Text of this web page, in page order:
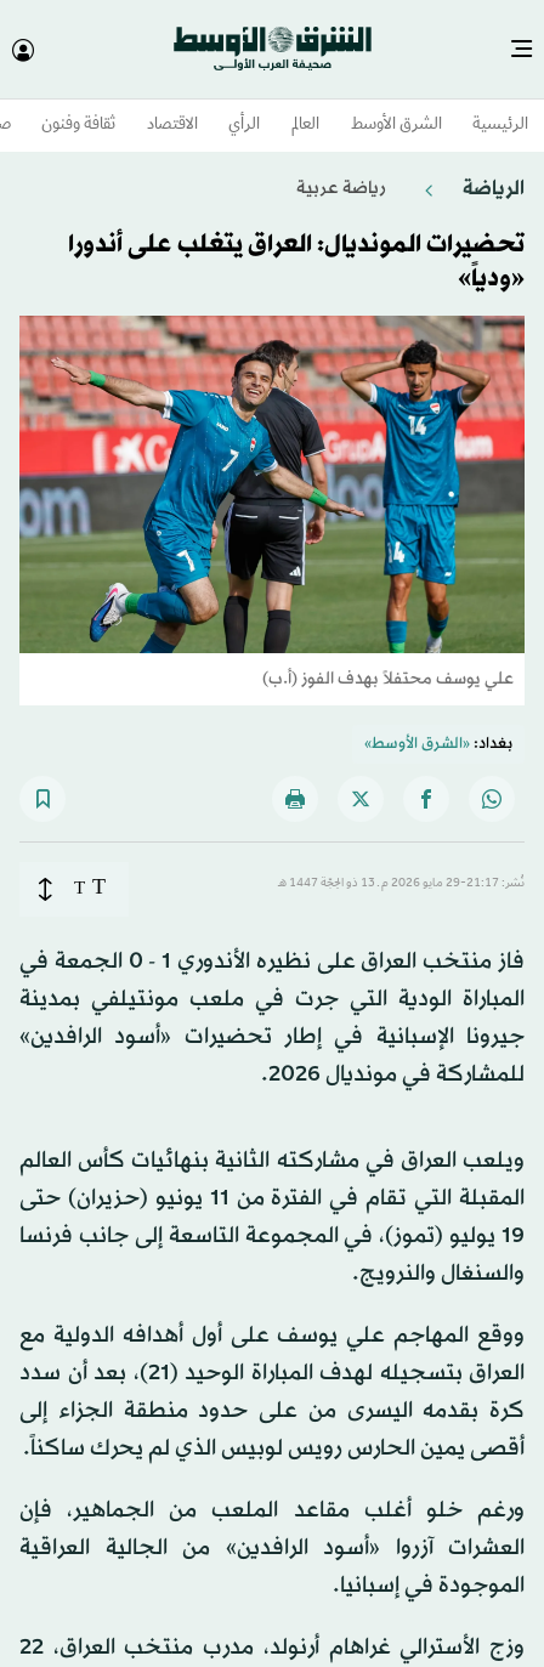
الرئيسية الشرق الأوسط​ العالم الرأي الاقتصاد ثقافة وفنون
الرياضة رياضة عربية
تحضيرات المونديال: العراق يتغلب على أندورا
«ودياً»
علي يوسف محتفلاً بهدف الفوز (أ.ب)
بغداد:«الشرق الأوسط»
نُشر: 21:17-29 مايو 2026 م ـ 13 ذو الحِجّة 1447 هـ T
T
فاز منتخب العراق على نظيره الأندوري 1 - 0 الجمعة في
المباراة الودية التي جرت في ملعب مونتيلفي بمدينة
جيرونا الإسبانية في إطار تحضيرات «أسود الرافدين»
للمشاركة في مونديال 2026.
ويلعب العراق في مشاركته الثانية بنهائيات كأس العالم
المقبلة التي تقام في الفترة من 11 يونيو (حزيران) حتى
19 يوليو (تموز)، في المجموعة التاسعة إلى جانب فرنسا
والسنغال والنرويج.
ووقع المهاجم علي يوسف على أول أهدافه الدولية مع
العراق بتسجيله لهدف المباراة الوحيد (21)، بعد أن سدد
كرة بقدمه اليسرى من على حدود منطقة الجزاء إلى
أقصى يمين الحارس رويس لوبيس الذي لم يحرك ساكناً.
ورغم خلو أغلب مقاعد الملعب من الجماهير، فإن
العشرات آزروا «أسود الرافدين» من الجالية العراقية
الموجودة في إسبانيا.
وزج الأسترالي غراهام أرنولد، مدرب منتخب العراق، 22